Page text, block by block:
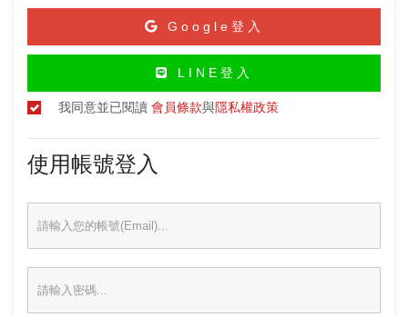
Google登入
LINE登入
我同意並已閱讀 會員條款與隱私權政策
使用帳號登入